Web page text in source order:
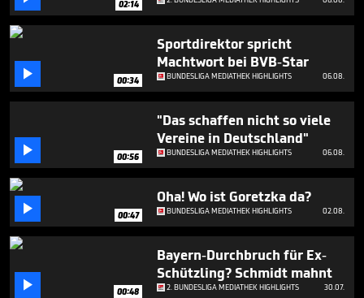
4
54
02:14
 00:34
Sportdirektor spricht
Machtwort bei BVB-Star
BUNDESLIGA MEDIATHEK HIGHLIGHTS 06.08.
 00:56
"Das schaffen nicht so viele
Vereine in Deutschland"
BUNDESLIGA MEDIATHEK HIGHLIGHTS 06.08.
 00:47
Oha! Wo ist Goretzka da?
BUNDESLIGA MEDIATHEK HIGHLIGHTS 02.08.
 00:48
Bayern-Durchbruch für Ex-
Schützling? Schmidt mahnt
2. BUNDESLIGA MEDIATHEK HIGHLIGHTS 30.07.